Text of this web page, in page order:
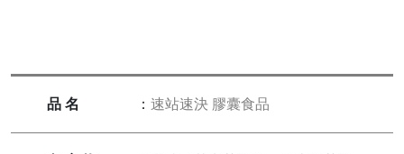
品名 ：速站速決 膠囊食品